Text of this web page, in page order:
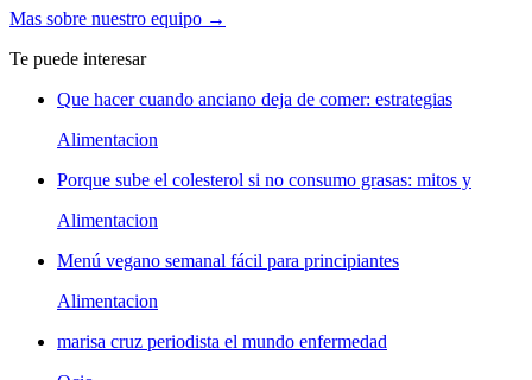
Mas sobre nuestro equipo →
Te puede interesar
Que hacer cuando anciano deja de comer: estrategias
Alimentacion
Porque sube el colesterol si no consumo grasas: mitos y
Alimentacion
Menú vegano semanal fácil para principiantes
Alimentacion
marisa cruz periodista el mundo enfermedad